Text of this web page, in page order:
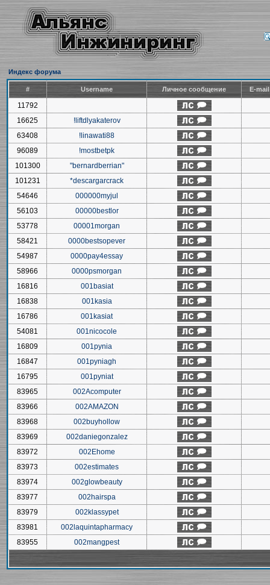
Индекс форума
# Username Личное сообщение E-
11792
16625
!liftdlyakaterov
63408
!linawati88
96089
!mostbetpk
101300
"bernardberrian"
101231
*descargarcrack
54646
000000myjul
56103
00000bestlor
53778
00001morgan
58421
0000bestsopever
54987
0000pay4essay
58966
0000psmorgan
16816
001basiat
16838
001kasia
16786
001kasiat
54081
001nicocole
16809
001pynia
16847
001pyniagh
16795
001pyniat
83965
002Acomputer
83966
002AMAZON
83968
002buyhollow
83969
002daniegonzalez
83972
002Ehome
83973
002estimates
83974
002glowbeauty
83977
002hairspa
83979
002klassypet
83981
002laquintapharmacy
83955
002mangpest